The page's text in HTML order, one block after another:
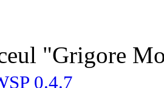
"Grigore
0.4.7